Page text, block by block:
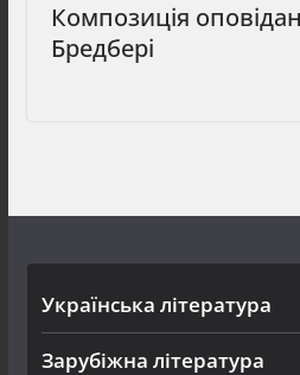
Композиція
Бредбері
Українська література
Зарубіжна література